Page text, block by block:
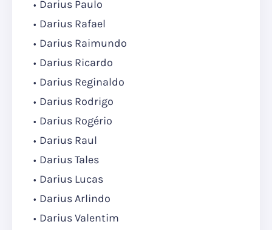
Darius Paulo
Darius Rafael
Darius Raimundo
Darius Ricardo
Darius Reginaldo
Darius Rodrigo
Darius Rogério
Darius Raul
Darius Tales
Darius Lucas
Darius Arlindo
Darius Valentim